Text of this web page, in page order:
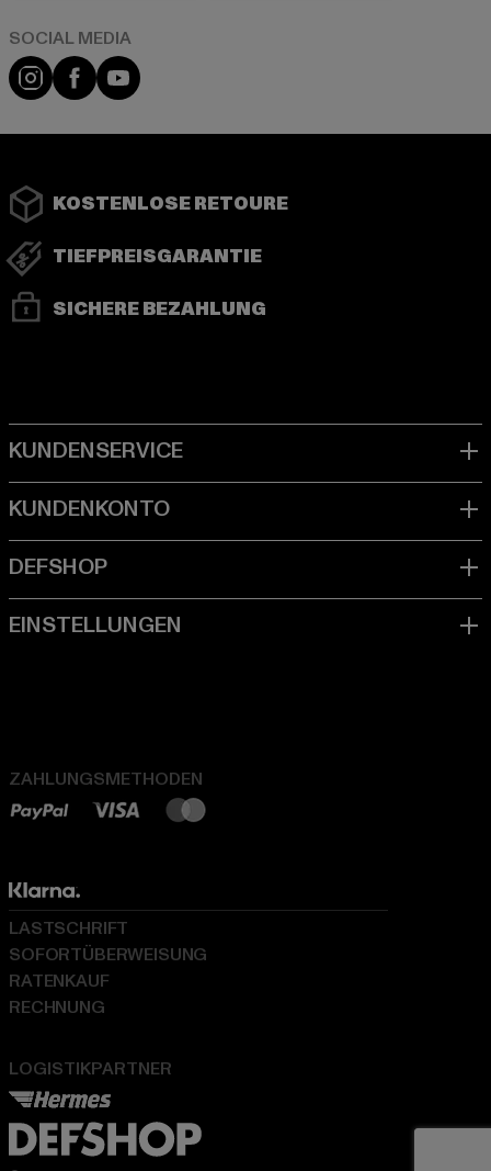
Instagram
FacebookYouTube
KOSTENLOSE RETOURE
TIEFPREISGARANTIE
SICHERE BEZAHLUNG
ZAHLUNGSMETHODEN
LOGISTIKPARTNER
LASTSCHRIFT
SOFORTÜBERWEISUNG
RATENKAUF
RECHNUNG